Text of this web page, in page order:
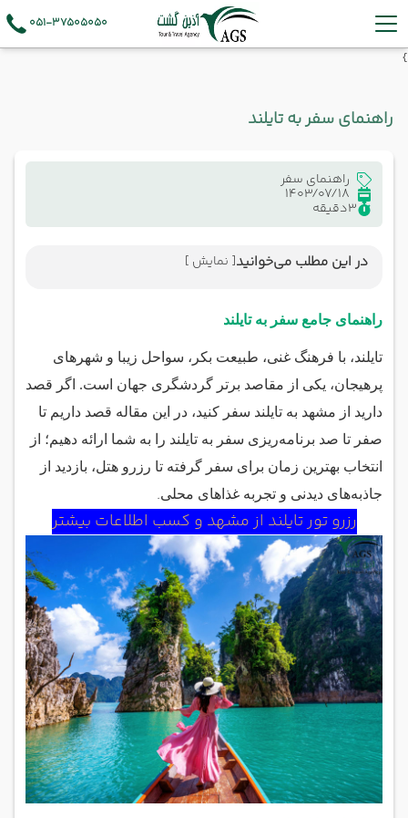
051-37505050
}
راهنمای سفر به تایلند
راهنمای سفر
1403/07/18
3دقیقه
در این مطلب می‌خوانید[ نمایش ]
چرا تایلند را انتخاب کنیم؟
معرفی بهترین هتل‌ها در تایلند
غذاهای محلی تایلند: طعمی متفاوت
جاذبه‌های گردشگری تایلند
خرید و سوغات در تایلند
نکات مهم برای سفر به تایلند
راهنمای جامع سفر به تایلند
تایلند، با فرهنگ غنی، طبیعت بکر، سواحل زیبا و شهرهای
پرهیجان، یکی از مقاصد برتر گردشگری جهان است. اگر قصد
دارید از مشهد به تایلند سفر کنید، در این مقاله قصد داریم تا
صفر تا صد برنامه‌ریزی سفر به تایلند را به شما ارائه دهیم؛ از
انتخاب بهترین زمان برای سفر گرفته تا رزرو هتل، بازدید از
جاذبه‌های دیدنی و تجربه غذاهای محلی.
رزرو تور تایلند از مشهد و کسب اطلاعات بیشتر